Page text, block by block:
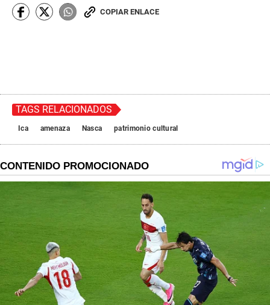
COPIAR ENLACE
TAGS RELACIONADOS
Ica amenaza Nasca patrimonio cultural